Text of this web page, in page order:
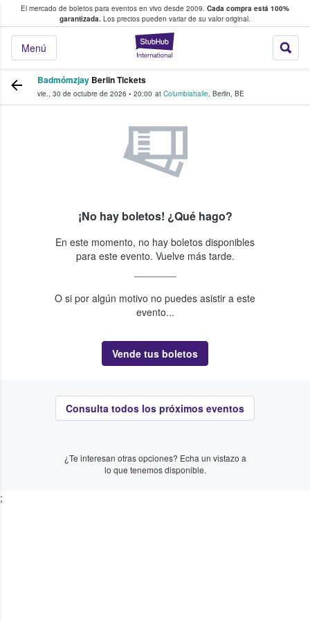
El mercado de boletos para eventos en vivo desde 2009. Cada compra está 100%
garantizada. Los precios pueden variar de su valor original.
StubHub: donde
Menú
fans compran y venden boletos
Badmómzjay Berlin Tickets
vie., 30 de octubre de 2026 • 20:00 at Columbiahalle, Berlin, BE
¡No hay boletos! ¿Qué hago?
En este momento, no hay boletos disponibles
para este evento. Vuelve más tarde.
O si por algún motivo no puedes asistir a este
evento...
Vende tus boletos
Consulta todos los próximos eventos
¿Te interesan otras opciones? Echa un vistazo a
lo que tenemos disponible.
;